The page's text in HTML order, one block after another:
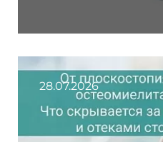
28.07.2026